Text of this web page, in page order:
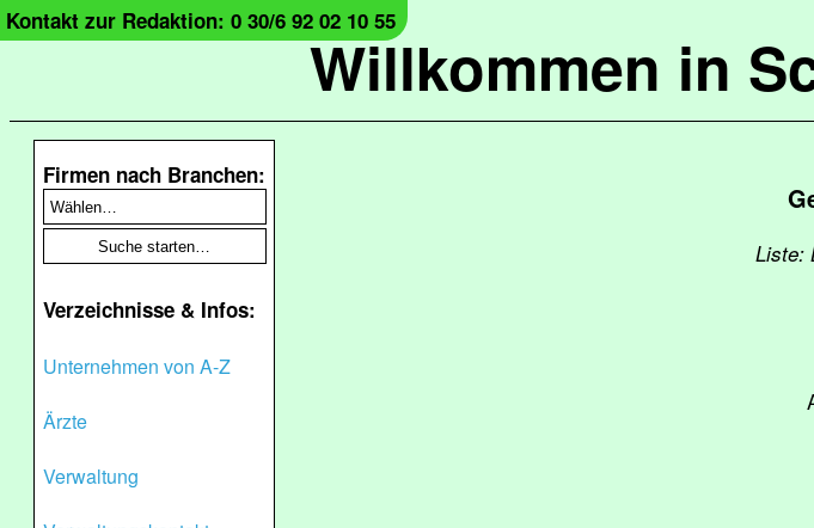
Willkommen in
Kontakt zur Redaktion: 0 30/6 92 02 10 55
Firmen nach Branchen:
Verzeichnisse & Infos:
Unternehmen von A-Z
Ärzte
Verwaltung
Liste: